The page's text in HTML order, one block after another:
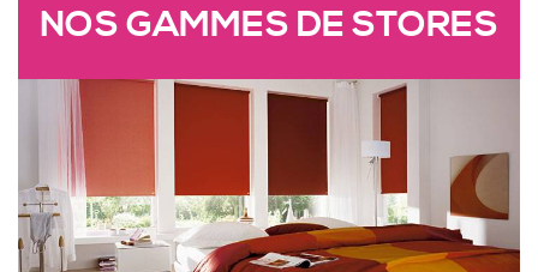
PORTE FENÊTRE COULISSANTE À 2 VANTAUX À
GALANDAGE
NOS GAMMES DE STORES